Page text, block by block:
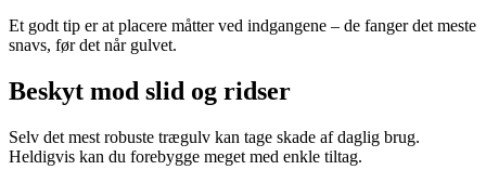
Et godt tip er at placere måtter ved indgangene – de fanger det meste
snavs, før det når gulvet.
Beskyt mod slid og ridser
Selv det mest robuste trægulv kan tage skade af daglig brug.
Heldigvis kan du forebygge meget med enkle tiltag.